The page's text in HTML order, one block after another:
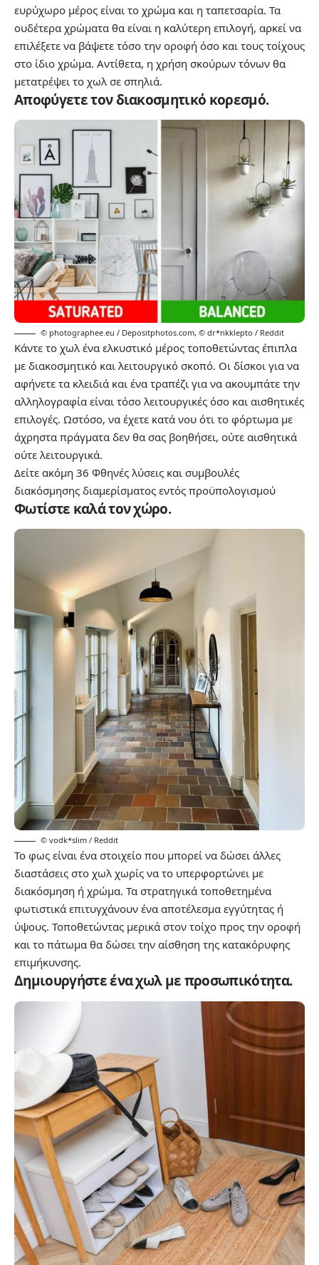
ευρύχωρο μέρος είναι το χρώμα και η ταπετσαρία. Τα
ουδέτερα χρώματα θα είναι η καλύτερη επιλογή, αρκεί να
επιλέξετε να βάψετε τόσο την οροφή όσο και τους τοίχους
στο ίδιο χρώμα. Αντίθετα, η χρήση σκούρων τόνων θα
μετατρέψει το χωλ σε σπηλιά.
Αποφύγετε τον διακοσμητικό κορεσμό.
© photographee.eu / Depositphotos.com, © dr*nkklepto / Reddit
Κάντε το χωλ ένα ελκυστικό μέρος τοποθετώντας έπιπλα
με διακοσμητικό και λειτουργικό σκοπό. Οι δίσκοι για να
αφήνετε τα κλειδιά και ένα τραπέζι για να ακουμπάτε την
αλληλογραφία είναι τόσο λειτουργικές όσο και αισθητικές
επιλογές. Ωστόσο, να έχετε κατά νου ότι το φόρτωμα με
άχρηστα πράγματα δεν θα σας βοηθήσει, ούτε αισθητικά
ούτε λειτουργικά.
Δείτε ακόμη 36 Φθηνές λύσεις και συμβουλές
διακόσμησης διαμερίσματος εντός προϋπολογισμού
Φωτίστε καλά τον χώρο.
© vodk*slim / Reddit
Το φως είναι ένα στοιχείο που μπορεί να δώσει άλλες
διαστάσεις στο χωλ χωρίς να το υπερφορτώνει με
διακόσμηση ή χρώμα. Τα στρατηγικά τοποθετημένα
φωτιστικά επιτυγχάνουν ένα αποτέλεσμα εγγύτητας ή
ύψους. Τοποθετώντας μερικά στον τοίχο προς την οροφή
και το πάτωμα θα δώσει την αίσθηση της κατακόρυφης
επιμήκυνσης.
Δημιουργήστε ένα χωλ με προσωπικότητα.